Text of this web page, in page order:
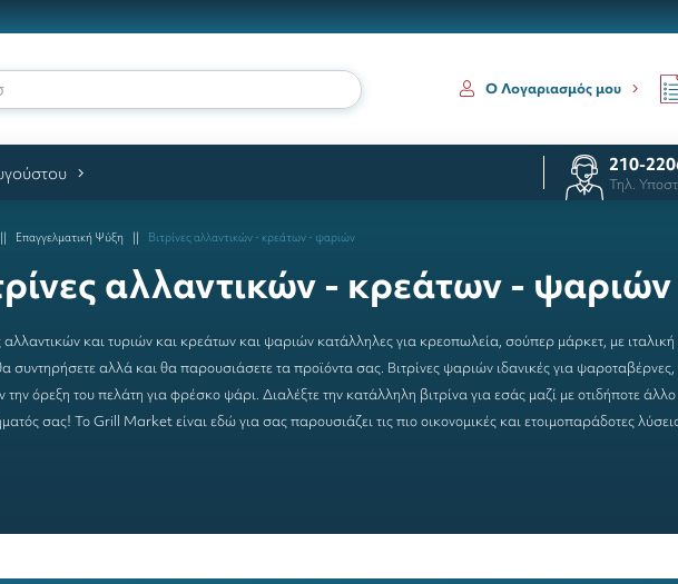
για κατηγ Ο Λογαριασμός μου
210-
Τηλ.
Επαγγελματική Ψύξη Βιτρίνες αλλαντικών - κρεάτων - ψαριών
αλλαντικών - κρεάτων - ψαριών
αλλαντικών καιτυριών και κρεάτων και ψαριών κατάλληλες για κρεοπωλεία, σούπερ μάρκετ, με
συντηρήσετε αλλά και θα παρουσιάσετε τα προϊόντα σας. Βιτρίνες ψαριών ιδανικές για
την όρεξη του πελάτη για φρέσκο ψάρι. Διαλέξτε την κατάλληλη βιτρίνα για εσάς μαζί με οτιδήποτε άλλο
σας! To Grill Market είναι εδώ για σας παρουσιάζει τις πιο οικονομικές και ετοιμοπαράδοτες